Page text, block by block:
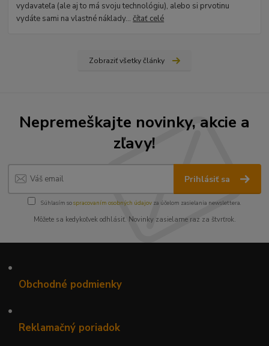
vydavateľa (ale aj to má svoju technológiu), alebo si prvotinu
vydáte sami na vlastné náklady...čítať celé
Zobraziť všetky články
Nepremeškajte novinky, akcie a
zľavy!
Prihlásiť sa
Súhlasím sospracovaním osobných údajov za účelom zasielania newslettera.
Môžete sa kedykoľvek odhlásiť. Novinky zasielame raz za štvrťrok.
•
Obchodné podmienky
•
Reklamačný poriadok